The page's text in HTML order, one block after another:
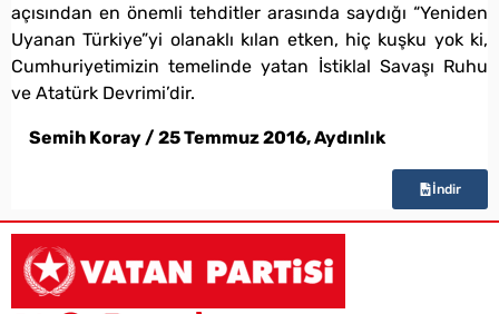
açısından en önemli tehditler arasında saydığı “Yeniden
Uyanan Türkiye”yi olanaklı kılan etken, hiç kuşku yok ki,
Cumhuriyetimizin temelinde yatan İstiklal Savaşı Ruhu
ve Atatürk Devrimi’dir.
Semih Koray / 25 Temmuz 2016, Aydınlık
İndir